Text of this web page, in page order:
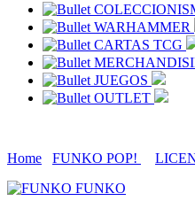
WARHAMMER
CARTAS TCG
JUEGOS
OUTLET
Home FUNKO POP!
FUNKO